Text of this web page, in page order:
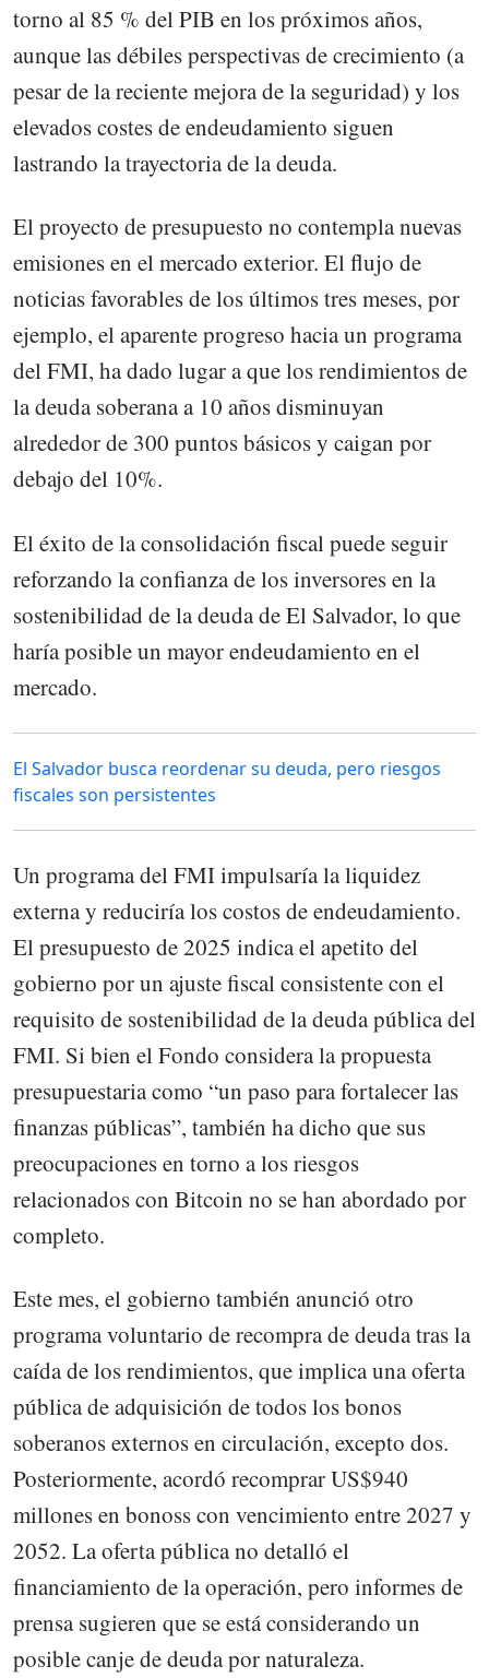
torno al 85 % del PIB en los próximos años,
aunque las débiles perspectivas de crecimiento (a
pesar de la reciente mejora de la seguridad) y los
elevados costes de endeudamiento siguen
lastrando la trayectoria de la deuda.
El proyecto de presupuesto no contempla nuevas
emisiones en el mercado exterior. El flujo de
noticias favorables de los últimos tres meses, por
ejemplo, el aparente progreso hacia un programa
del FMI, ha dado lugar a que los rendimientos de
la deuda soberana a 10 años disminuyan
alrededor de 300 puntos básicos y caigan por
debajo del 10%.
El éxito de la consolidación fiscal puede seguir
reforzando la confianza de los inversores en la
sostenibilidad de la deuda de El Salvador, lo que
haría posible un mayor endeudamiento en el
mercado.
El Salvador busca reordenar su deuda, pero riesgos
fiscales son persistentes
Un programa del FMI impulsaría la liquidez
externa y reduciría los costos de endeudamiento.
El presupuesto de 2025 indica el apetito del
gobierno por un ajuste fiscal consistente con el
requisito de sostenibilidad de la deuda pública del
FMI. Si bien el Fondo considera la propuesta
presupuestaria como “un paso para fortalecer las
finanzas públicas”, también ha dicho que sus
preocupaciones en torno a los riesgos
relacionados con Bitcoin no se han abordado por
completo.
Este mes, el gobierno también anunció otro
programa voluntario de recompra de deuda tras la
caída de los rendimientos, que implica una oferta
pública de adquisición de todos los bonos
soberanos externos en circulación, excepto dos.
Posteriormente, acordó recomprar US$940
millones en bonoss con vencimiento entre 2027 y
2052. La oferta pública no detalló el
financiamiento de la operación, pero informes de
prensa sugieren que se está considerando un
posible canje de deuda por naturaleza.